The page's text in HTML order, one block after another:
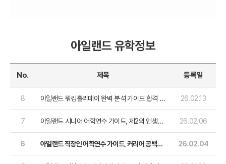
아일랜드 유학정보
No. 제목 등록일
8
아일랜드 워킹홀리데이 완벽 분석 가이드 합격 비
26.02.13
7
아일랜드 시니어 어학연수 가이드, 제2의 인생을
26.02.06
6
아일랜드 직장인 어학연수 가이드, 커리어 공백을
26.02.04